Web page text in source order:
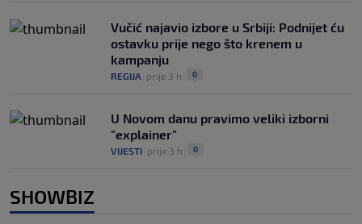
Vučić najavio izbore u Srbiji: Podnijet ću
ostavku prije nego što krenem u
kampanju
REGIJA prije 3 h 0
U Novom danu pravimo veliki izborni
"explainer"
VIJESTI prije 3 h 0
SHOWBIZ